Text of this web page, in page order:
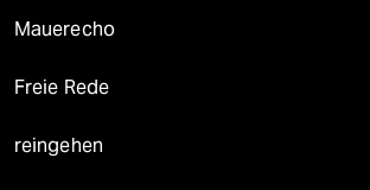
Mauerecho
Freie Rede
reingehen